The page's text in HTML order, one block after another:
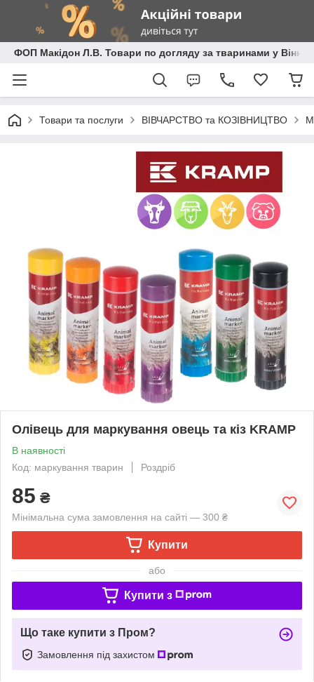
ФОП Макідон Л.В. Товари по догляду за тваринами у
Товари та послуги ВІВЧАРСТВО та КОЗІВНИЦТВО
Олівець для маркування овець та кіз KRAMP
В наявності
Код: маркування тварин
Роздріб
85 ₴
Мінімальна сума замовлення на сайті — 300 ₴
Купити
або
Купити з
Що таке купити з Пром?
Замовлення під захистом